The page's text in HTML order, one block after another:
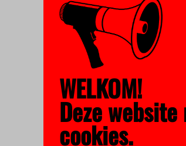
WELKOM!
Deze
cookies.